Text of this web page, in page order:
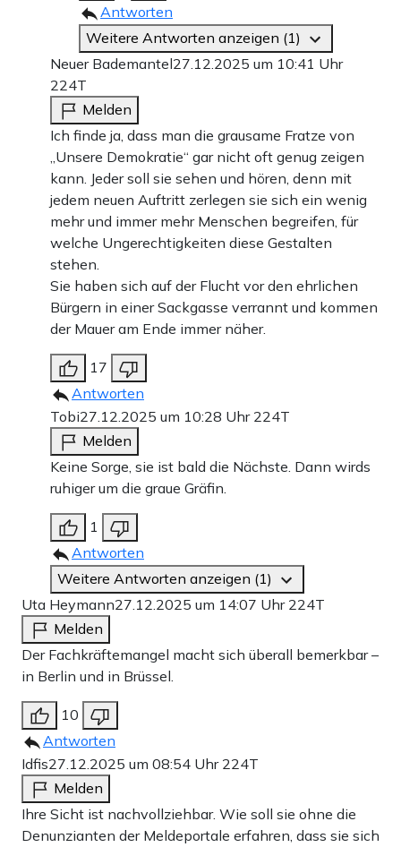
Antworten
Weitere Antworten anzeigen (1)
Neuer Bademantel27.12.2025 um 10:41 Uhr
224T
Melden
Ich finde ja, dass man die grausame Fratze von
„Unsere Demokratie“ gar nicht oft genug zeigen
kann. Jeder soll sie sehen und hören, denn mit
jedem neuen Auftritt zerlegen sie sich ein wenig
mehr und immer mehr Menschen begreifen, für
welche Ungerechtigkeiten diese Gestalten
stehen.
Sie haben sich auf der Flucht vor den ehrlichen
Bürgern in einer Sackgasse verrannt und kommen
der Mauer am Ende immer näher.
17
Antworten
Tobi27.12.2025 um 10:28 Uhr 224T
Melden
Keine Sorge, sie ist bald die Nächste. Dann wirds
ruhiger um die graue Gräfin.
1
Antworten
Weitere Antworten anzeigen (1)
Uta Heymann27.12.2025 um 14:07 Uhr 224T
Melden
Der Fachkräftemangel macht sich überall bemerkbar –
in Berlin und in Brüssel.
10
Antworten
Idfis27.12.2025 um 08:54 Uhr 224T
Melden
Ihre Sicht ist nachvollziehbar. Wie soll sie ohne die
Denunzianten der Meldeportale erfahren, dass sie sich